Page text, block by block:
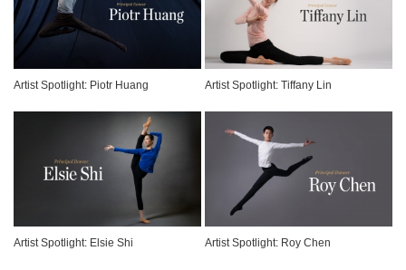
Artist Spotlight: Piotr Huang Artist Spotlight: Tiffany Lin
Artist Spotlight: Elsie Shi Artist Spotlight: Roy Chen